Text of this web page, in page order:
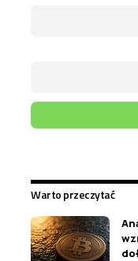
Warto przeczytać